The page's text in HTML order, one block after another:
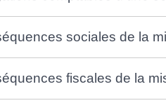
sociales de la
fiscales de la